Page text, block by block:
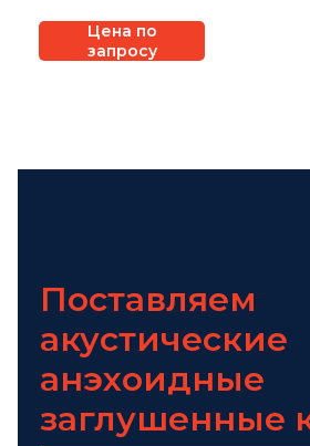
Цена по
запросу
Поставляем
акустические
анэхоидные
заглушенные